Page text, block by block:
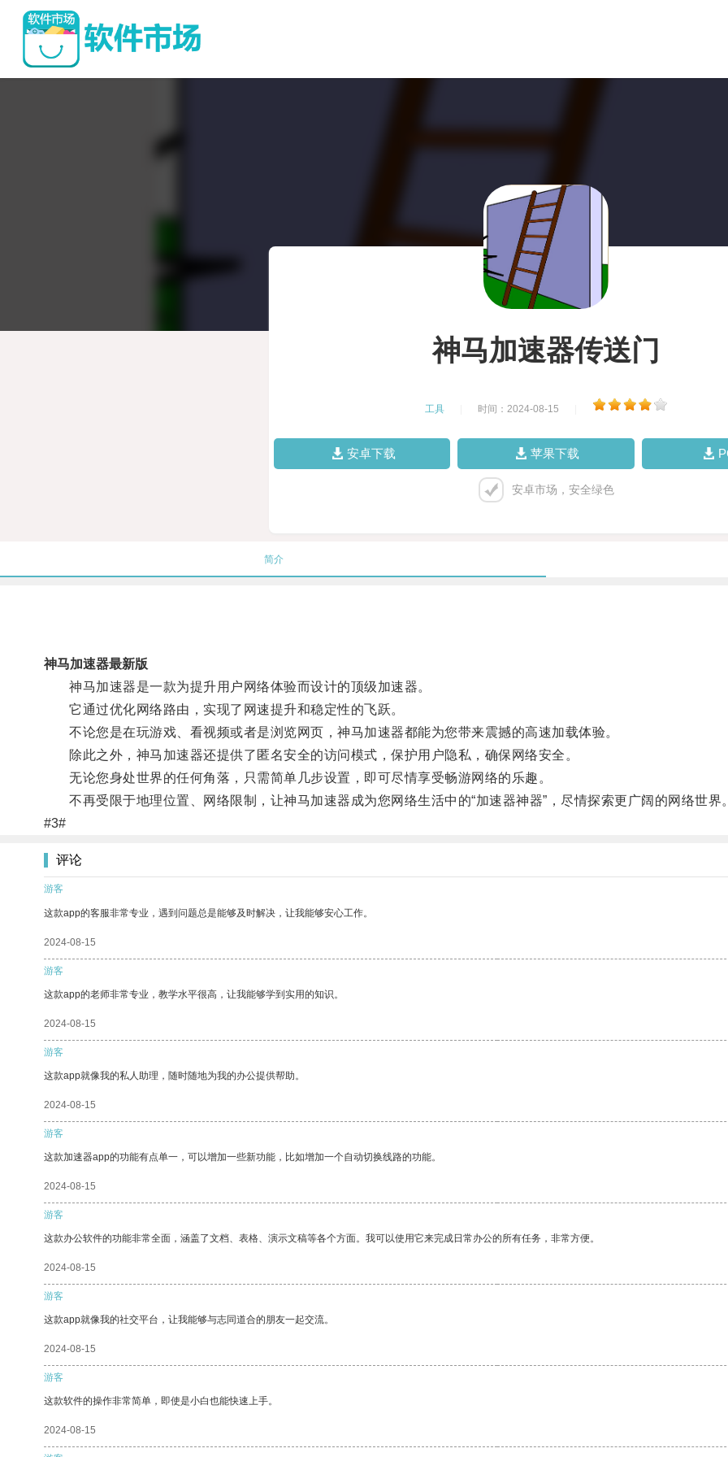
神马加速器传送门
工具 时间：2024-08-15
安卓下载 苹果下载
安卓市场，安全绿色
简介
神马加速器最新版
神马加速器是一款为提升用户网络体验而设计的顶级加速器。
它通过优化网络路由，实现了网速提升和稳定性的飞跃。
不论您是在玩游戏、看视频或者是浏览网页，神马加速器都能为您带来震撼的高速加载体验。
除此之外，神马加速器还提供了匿名安全的访问模式，保护用户隐私，确保网络安全。
无论您身处世界的任何角落，只需简单几步设置，即可尽情享受畅游网络的乐趣。
不再受限于地理位置、网络限制，让神马加速器成为您网络生活中的“加速器神器”，尽情探索更广阔的网络世界。
#3#
评论
游客
这款app的客服非常专业，遇到问题总是能够及时解决，让我能够安心工作。
2024-08-15
游客
这款app的老师非常专业，教学水平很高，让我能够学到实用的知识。
2024-08-15
游客
这款app就像我的私人助理，随时随地为我的办公提供帮助。
2024-08-15
游客
这款加速器app的功能有点单一，可以增加一些新功能，比如增加一个自动切换线路的功能。
2024-08-15
游客
这款办公软件的功能非常全面，涵盖了文档、表格、演示文稿等各个方面。我可以使用它来完成日常办公的所有任务，非常方便。
2024-08-15
游客
这款app就像我的社交平台，让我能够与志同道合的朋友一起交流。
2024-08-15
游客
这款软件的操作非常简单，即使是小白也能快速上手。
2024-08-15